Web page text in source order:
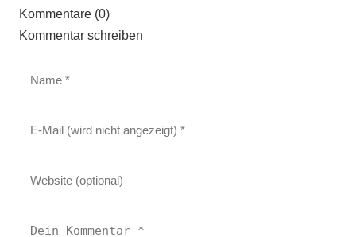
Kommentare (0)
Kommentar schreiben